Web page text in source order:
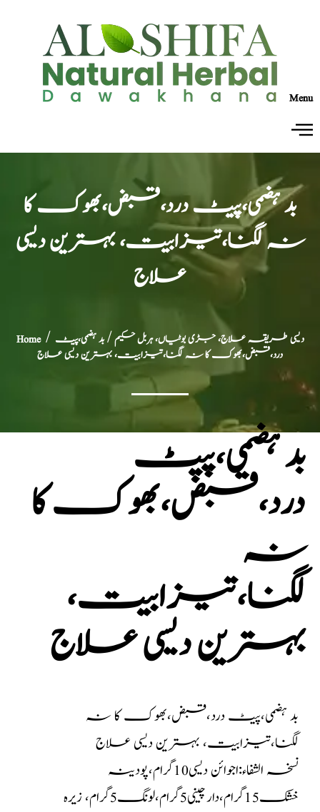
Menu
بد ہضمی،پیٹ درد،قبض،بھوک کا
نہ لگنا،تیزابیت، بہترین دیسی
علاج
Home/ دیسی طریقہ علاج، جڑی بوٹیاں، ہربل حکیم/ بد ہضمی،پیٹ
درد،قبض،بھوک کا نہ لگنا،تیزابیت، بہترین دیسی علاج
بد ہضمی،پیٹ
درد،قبض،بھوک کا
نہ
لگنا،تیزابیت،
بہترین دیسی علاج
بد ہضمی،پیٹ درد،قبض،بھوک کا نہ
لگنا،تیزابیت، بہترین دیسی علاج
نسخہ الشفاء:اجوائن دیسی10گرام،پودینہ
خشک15گرام،دارچینی5گرام،لونگ5گرام، زیرہ